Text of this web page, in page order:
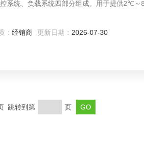
系统、负载系统四部分组成。用于提供2℃
： 经销商 更新日期： 2026-07-30
跳转到第 页